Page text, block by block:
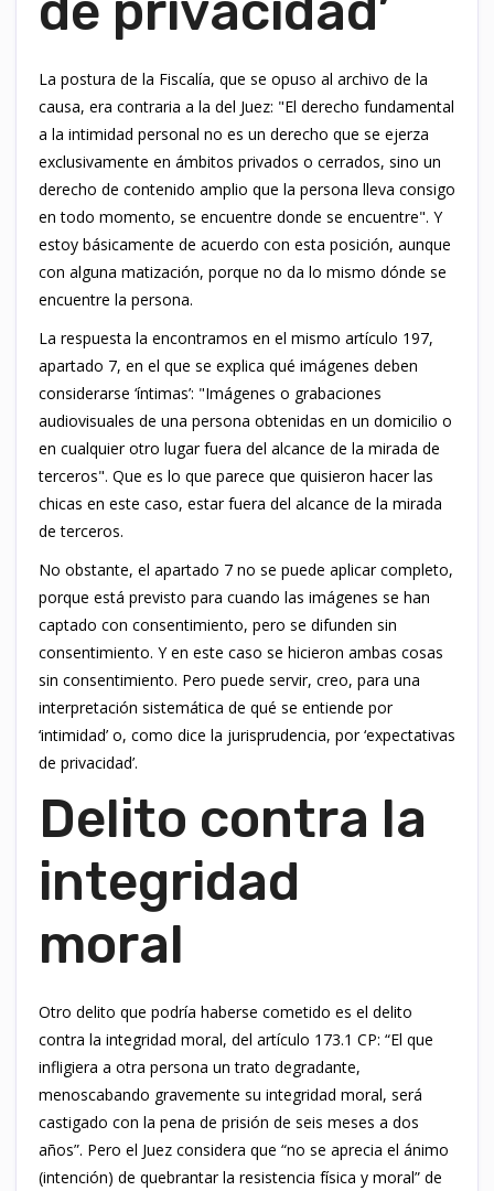
La postura de la Fiscalía, que se opuso al archivo de la
causa, era contraria a la del Juez: "El derecho fundamental
a la intimidad personal no es un derecho que se ejerza
exclusivamente en ámbitos privados o cerrados, sino un
derecho de contenido amplio que la persona lleva consigo
en todo momento, se encuentre donde se encuentre". Y
estoy básicamente de acuerdo con esta posición, aunque
con alguna matización, porque no da lo mismo dónde se
encuentre la persona.
La respuesta la encontramos en el mismo artículo 197,
apartado 7, en el que se explica qué imágenes deben
considerarse ‘íntimas’: "Imágenes o grabaciones
audiovisuales de una persona obtenidas en un domicilio o
en cualquier otro lugar fuera del alcance de la mirada de
terceros". Que es lo que parece que quisieron hacer las
chicas en este caso, estar fuera del alcance de la mirada
de terceros.
No obstante, el apartado 7 no se puede aplicar completo,
porque está previsto para cuando las imágenes se han
captado con consentimiento, pero se difunden sin
consentimiento. Y en este caso se hicieron ambas cosas
sin consentimiento. Pero puede servir, creo, para una
interpretación sistemática de qué se entiende por
‘intimidad’ o, como dice la jurisprudencia, por ‘expectativas
de privacidad’.
Delito contra la
integridad
moral
Otro delito que podría haberse cometido es el delito
contra la integridad moral, del artículo 173.1 CP: “El que
infligiera a otra persona un trato degradante,
menoscabando gravemente su integridad moral, será
castigado con la pena de prisión de seis meses a dos
años”. Pero el Juez considera que “no se aprecia el ánimo
(intención) de quebrantar la resistencia física y moral” de